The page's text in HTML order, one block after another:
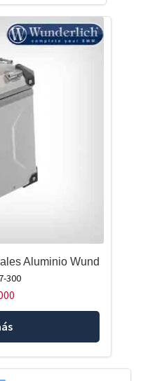
Aluminio Wund
300